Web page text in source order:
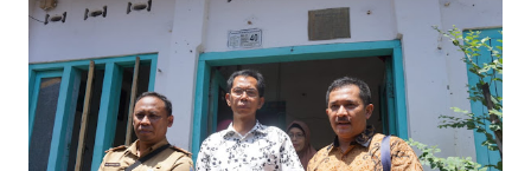
Ketika saya menjalankan Reses di Blitar,Kediri dan
Tulungagung , banyak masyarakat sana tak mengetahui ada
dana pinjaman lunak di Bank UMKM untuk para pelaku
UMKM, karena sebenarnya jika Pemprov serius
memberikan sosialisasi sampai ke tingkat desa,maka saya